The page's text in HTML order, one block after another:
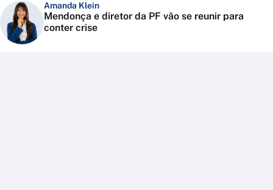
Amanda Klein
Mendonça e diretor da PF vão se reunir para
conter crise